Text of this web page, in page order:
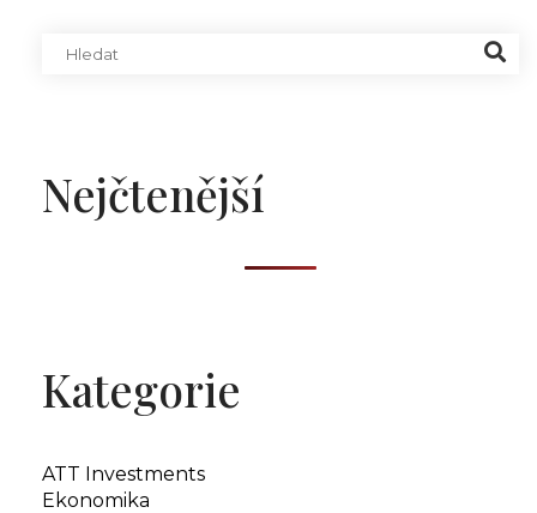
Nejčtenější
Kategorie
ATT Investments
Ekonomika